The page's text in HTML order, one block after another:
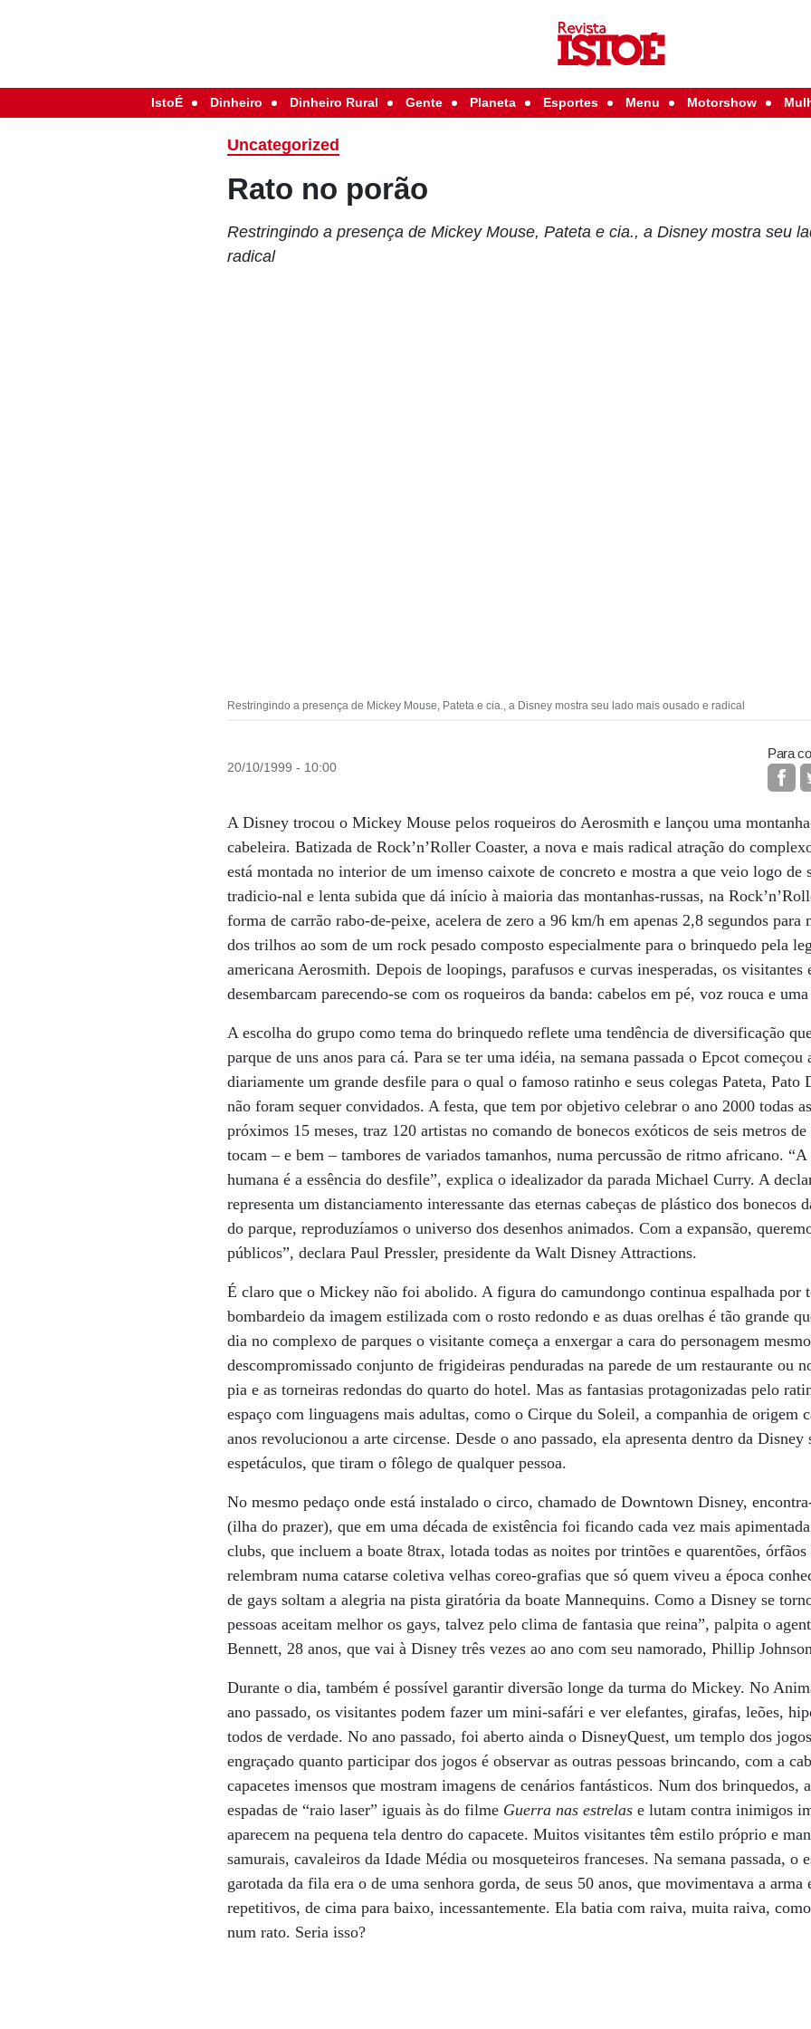
IstoÉ Dinheiro Dinheiro Rural Gente Planeta Esportes Menu Motorshow
Uncategorized
Rato no porão
Restringindo a presença de Mickey Mouse, Pateta e cia., a Disney mostra seu
radical
Restringindo a presença de Mickey Mouse, Pateta e cia., a Disney mostra seu lado mais ousado e radical
20/10/1999 - 10:00
Para
A Disney trocou o Mickey Mouse pelos roqueiros do Aerosmith e lançou uma
cabeleira. Batizada de Rock’n’Roller Coaster, a nova e mais radical atração do
está montada no interior de um imenso caixote de concreto e mostra a que veio logo de
tradicio-nal e lenta subida que dá início à maioria das montanhas-russas, na
forma de carrão rabo-de-peixe, acelera de zero a 96 km/h em apenas 2,8 segundos para
dos trilhos ao som de um rock pesado composto especialmente para o brinquedo pela
americana Aerosmith. Depois de loopings, parafusos e curvas inesperadas, os visitantes
desembarcam parecendo-se com os roqueiros da banda: cabelos em pé, voz rouca e
A escolha do grupo como tema do brinquedo reflete uma tendência de diversificação
parque de uns anos para cá. Para se ter uma idéia, na semana passada o Epcot começou
diariamente um grande desfile para o qual o famoso ratinho e seus colegas Pateta,
não foram sequer convidados. A festa, que tem por objetivo celebrar o ano 2000 todas
próximos 15 meses, traz 120 artistas no comando de bonecos exóticos de seis metros
tocam – e bem – tambores de variados tamanhos, numa percussão de ritmo africano.
humana é a essência do desfile”, explica o idealizador da parada Michael Curry. A
representa um distanciamento interessante das eternas cabeças de plástico dos bonecos
do parque, reproduzíamos o universo dos desenhos animados. Com a expansão,
públicos”, declara Paul Pressler, presidente da Walt Disney Attractions.
É claro que o Mickey não foi abolido. A figura do camundongo continua espalhada por
bombardeio da imagem estilizada com o rosto redondo e as duas orelhas é tão grande
dia no complexo de parques o visitante começa a enxergar a cara do personagem
descompromissado conjunto de frigideiras penduradas na parede de um restaurante ou
pia e as torneiras redondas do quarto do hotel. Mas as fantasias protagonizadas pelo
espaço com linguagens mais adultas, como o Cirque du Soleil, a companhia de origem
anos revolucionou a arte circense. Desde o ano passado, ela apresenta dentro da Disney
espetáculos, que tiram o fôlego de qualquer pessoa.
No mesmo pedaço onde está instalado o circo, chamado de Downtown Disney,
(ilha do prazer), que em uma década de existência foi ficando cada vez mais
clubs, que incluem a boate 8trax, lotada todas as noites por trintões e quarentões, órfãos
relembram numa catarse coletiva velhas coreo-grafias que só quem viveu a época
de gays soltam a alegria na pista giratória da boate Mannequins. Como a Disney se
pessoas aceitam melhor os gays, talvez pelo clima de fantasia que reina”, palpita o
Bennett, 28 anos, que vai à Disney três vezes ao ano com seu namorado, Phillip
Durante o dia, também é possível garantir diversão longe da turma do Mickey. No
ano passado, os visitantes podem fazer um mini-safári e ver elefantes, girafas, leões,
todos de verdade. No ano passado, foi aberto ainda o DisneyQuest, um templo dos
engraçado quanto participar dos jogos é observar as outras pessoas brincando, com a
capacetes imensos que mostram imagens de cenários fantásticos. Num dos brinquedos,
espadas de “raio laser” iguais às do filme Guerra nas estrelas e lutam contra inimigos
aparecem na pequena tela dentro do capacete. Muitos visitantes têm estilo próprio e
samurais, cavaleiros da Idade Média ou mosqueteiros franceses. Na semana passada, o
garotada da fila era o de uma senhora gorda, de seus 50 anos, que movimentava a arma
repetitivos, de cima para baixo, incessantemente. Ela batia com raiva, muita raiva,
num rato. Seria isso?